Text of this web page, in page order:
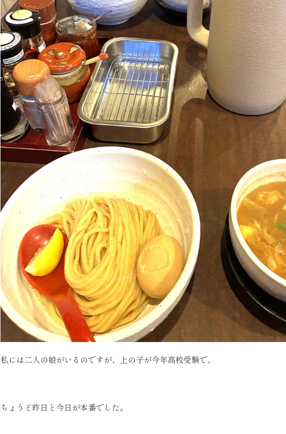
私には二人の娘がいるのですが、上の子が今年高校受験で、
ちょうど昨日と今日が本番でした。